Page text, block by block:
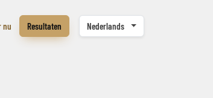
nu Resultaten Nederlands